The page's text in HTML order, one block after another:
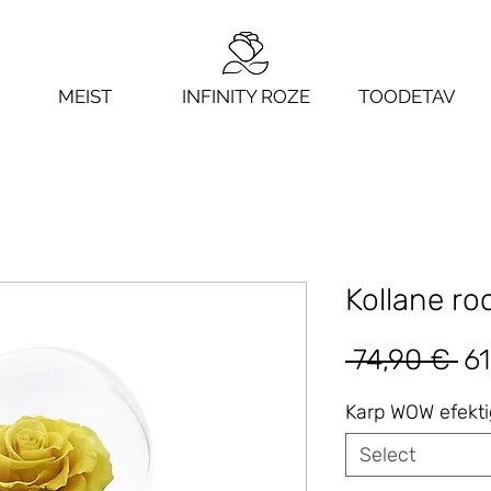
MEIST INFINITY ROZE TOODETAV
Kollane
74,90 €
Karp WOW
Select